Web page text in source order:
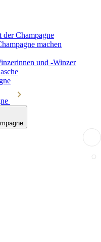
der Champagne
machen
und -Winzer